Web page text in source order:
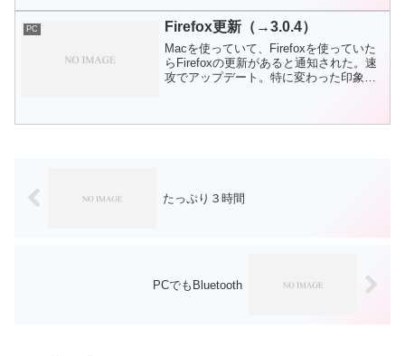
がIEでしか見れないところだと、アドレ
スバ...
PC Firefox更新（→3.0.4）
Macを使っていて、Firefoxを使っていた
らFirefoxの更新があると通知された。速
攻でアップデート。特に変わった印象な
認。同じように3.0.4を発見したのでア
たっぷり３時間
PCでもBluetooth